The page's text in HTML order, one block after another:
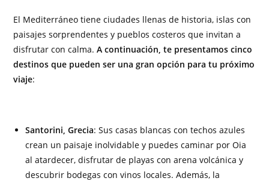
El Mediterráneo tiene ciudades llenas de historia, islas con
paisajes sorprendentes y pueblos costeros que invitan a
disfrutar con calma.A continuación, te presentamos cinco
destinos que pueden ser una gran opción para tu próximo
viaje:
Santorini, Grecia: Sus casas blancas con techos azules
crean un paisaje inolvidable y puedes caminar por Oia
al atardecer, disfrutar de playas con arena volcánica y
descubrir bodegas con vinos locales. Además, la